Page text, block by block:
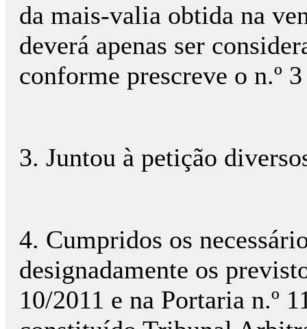
da mais-valia obtida na
deverá apenas ser
conforme prescreve o n.º
3. Juntou à petição
4. Cumpridos os
designadamente os
10/2011 e na Portaria n.º